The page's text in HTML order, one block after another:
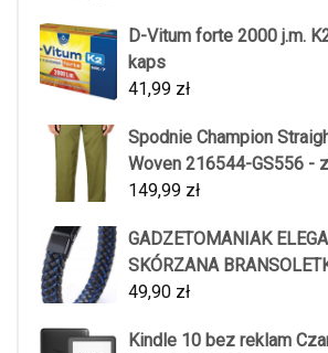
D-Vitum forte 2000 j.m.
kaps
41,99 zł
Spodnie Champion
Woven 216544-GS556 -
149,99 zł
GADZETOMANIAK
SKÓRZANA
49,90 zł
Kindle 10 bez reklam